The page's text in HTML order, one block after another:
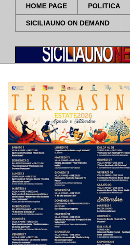
HOME PAGE POLITICA
SICILIAUNO ON DEMAND